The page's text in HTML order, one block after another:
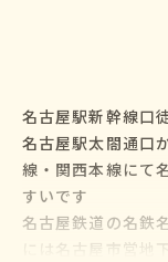
名古屋駅新幹線口
名古屋駅太閤通口
線・関西本線にて
すいです
名古屋鉄道の名鉄
には名古屋市営地